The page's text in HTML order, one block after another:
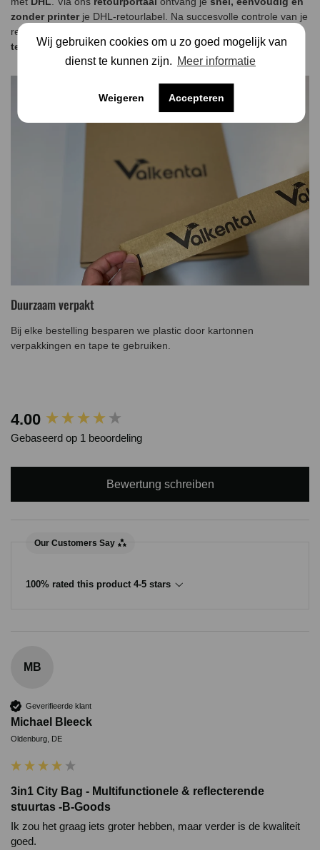
zonder printerje DHL-retourlabel. Na succesvolle controle van je
retourzending wordt het
teruggestort.
Duurzaam verpakt
Bij elke bestelling besparen we plastic door kartonnen
verpakkingen en tape te gebruiken.
4.00
Gebaseerd op 1 beoordeling
Bewertung schreiben
Our Customers Say
100% rated this product 4-5 stars
MB
Geverifieerde klant
Michael Bleeck
Oldenburg, DE
3in1 City Bag - Multifunctionele & reflecterende
stuurtas -B-Goods
Ik zou het graag iets groter hebben, maar verder is de kwaliteit
goed.
New content loaded
Wij gebruiken cookies om u zo goed mogelijk van
dienst te kunnen zijn. Meer informatie
Weigeren Accepteren